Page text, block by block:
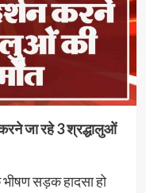
जा रहे 3 श्रद्धालुओं
सड़क हादसा हो